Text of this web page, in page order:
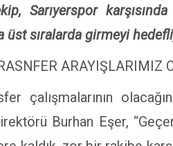
Sarıyerspor
üst sıralarda girmeyi
ARAYIŞLARIMIZ
çalışmalarının
Burhan Eşer,